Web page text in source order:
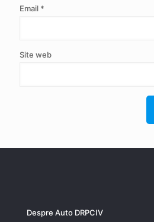
Email *
Site web
Despre Auto DRPCIV